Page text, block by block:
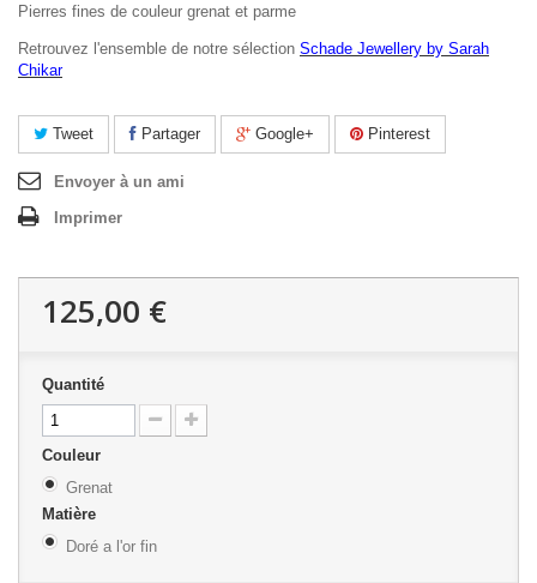
Pierres fines de couleur grenat et parme
Retrouvez l'ensemble de notre sélection Schade Jewellery by Sarah
Chikar
Tweet Partager Google+ Pinterest
Envoyer à un ami
Imprimer
125,00 €
Quantité
Couleur
Grenat
Matière
Doré a l'or fin